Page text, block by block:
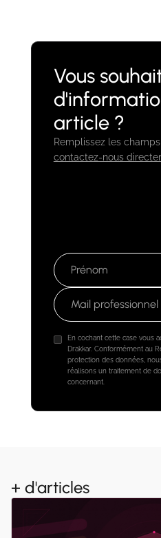
Vous
article ?
Remplissez les
contactez-nous
En cochant cette case vous
Drakkar. Conformément au
protection des données,
réalisons un traitement de
concernant.
+ d'articles